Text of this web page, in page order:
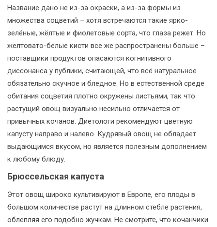
Название дано не из-за окраски, а из-за формы из
множества соцветий – хотя встречаются такие ярко-
зелёные, жёлтые и фиолетовые сорта, что глаза режет. Но
желтовато-белые кисти всё же распространены больше –
поставщики продуктов опасаются когнитивного
диссонанса у публики, считающей, что всё натуральное
обязательно скучное и бледное. Но в естественной среде
обитания соцветия плотно окружены листьями, так что
растущий овощ визуально несильно отличается от
привычных кочанов. Диетологи рекомендуют цветную
капусту направо и налево. Кудрявый овощ не обладает
выдающимся вкусом, но является полезным дополнением
к любому блюду.
Брюссельская капуста
Этот овощ широко культивируют в Европе, его плоды в
большом количестве растут на длинном стебле растения,
облепляя его подобно жучкам. Не смотрите, что кочанчики